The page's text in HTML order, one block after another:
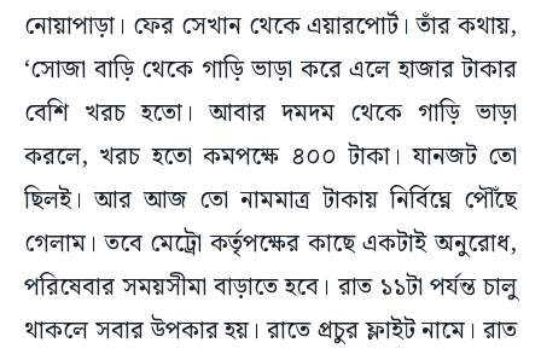
নোয়াপাড়া। ফের সেখান থেকে এয়ারপোর্ট। তাঁর কথায়,
‘সোজা বাড়ি থেকে গাড়ি ভাড়া করে এলে হাজার টাকার
বেশি খরচ হতো। আবার দমদম থেকে গাড়ি ভাড়া
করলে, খরচ হতো কমপক্ষে ৪০০ টাকা। যানজট তো
ছিলই। আর আজ তো নামমাত্র টাকায় নির্বিঘ্নে পৌঁছে
গেলাম। তবে মেট্রো কর্তৃপক্ষের কাছে একটাই অনুরোধ,
পরিষেবার সময়সীমা বাড়াতে হবে। রাত ১১টা পর্যন্ত চালু
থাকলে সবার উপকার হয়। রাতে প্রচুর ফ্লাইট নামে। রাত